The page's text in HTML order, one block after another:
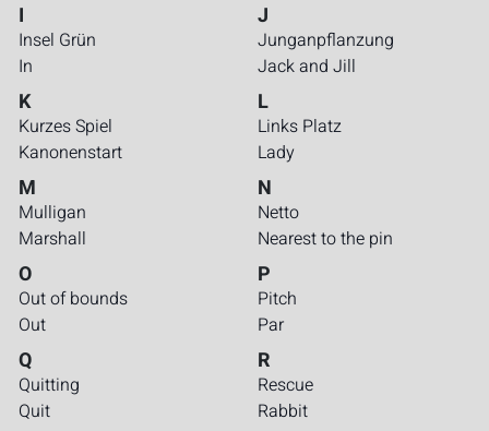
I
Insel Grün
In
J
Junganpflanzung
Jack and Jill
K
Kurzes Spiel
Kanonenstart
L
Links Platz
Lady
M
Mulligan
Marshall
N
Netto
Nearest to the pin
O
Out of bounds
Out
P
Pitch
Par
Q
Quitting
Quit
R
Rescue
Rabbit